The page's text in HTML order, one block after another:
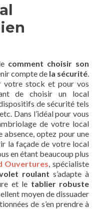
comment choisir son
compte de la sécurité.
votre stock et pour vos
de choisir un local
de sécurité tels
Dans l’idéal pour vous
de votre local
optez pour une
la façade de votre local
en étant beaucoup plus
Ouvertures, spécialiste
roulant s’adapte à
et le tablier robuste
moyen de dissuader
de s’en prendre à